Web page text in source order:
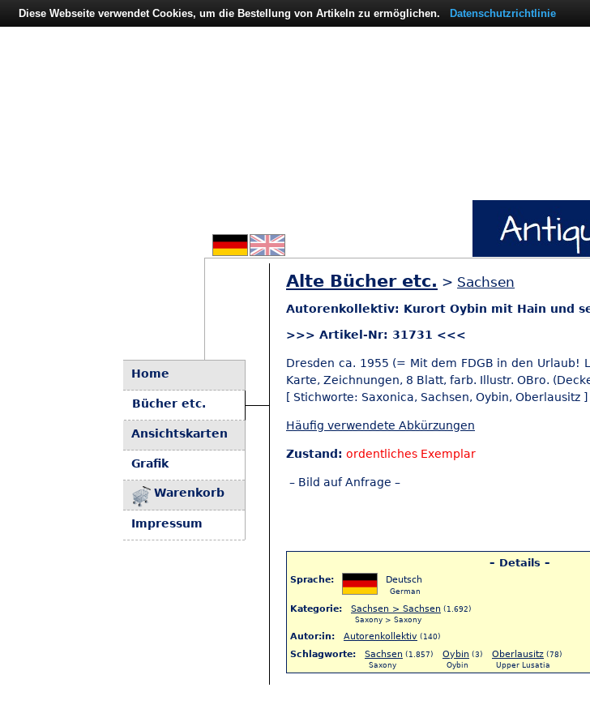
Home
Bücher etc.
Ansichtskarten
Grafik
Warenkorb
Impressum
Alte Bücher etc. > Sachsen
Autorenkollektiv: Kurort Oybin mit Hain und
>>> Artikel-Nr: 31731 <<<
Dresden ca. 1955 (= Mit dem FDGB in den Urlaub!
Karte, Zeichnungen, 8 Blatt, farb. Illustr. OBro.
[ Stichworte: Saxonica, Sachsen, Oybin, Oberlausitz ]
Häufig verwendete Abkürzungen
Zustand: ordentliches Exemplar
– Bild auf Anfrage –
– Details –
Sprache: Deutsch
German
Kategorie: Sachsen > Sachsen (1.692)
Saxony > Saxony
Autor:in: Autorenkollektiv (140)
Schlagworte: Sachsen (1.857) Oybin (3) Oberlausitz (78)
Saxony
Oybin Upper Lusatia
Diese Webseite verwendet Cookies, um die Bestellung von Artikeln zu ermöglichen. Datenschutzrichtlinie